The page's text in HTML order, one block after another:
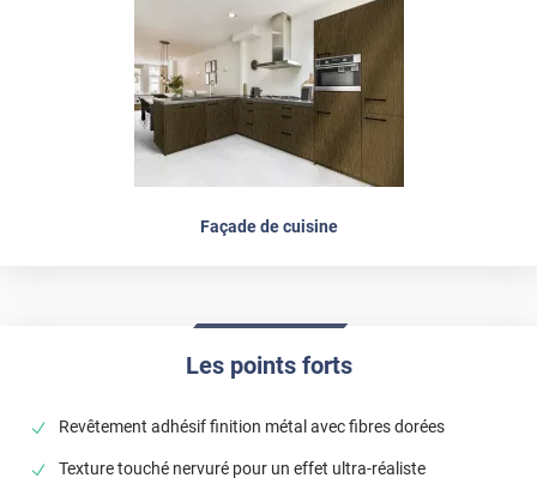
Façade de cuisine
Les points forts
Revêtement adhésif finition métal avec fibres dorées
Texture touché nervuré pour un effet ultra-réaliste